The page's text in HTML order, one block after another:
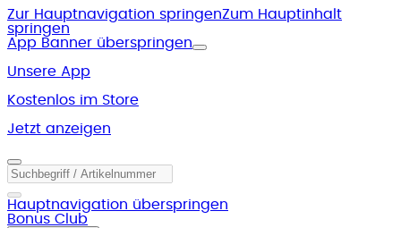
Zur Hauptnavigation springenZum Hauptinhalt
springen
App Banner überspringen
Unsere App
Kostenlos im Store
Jetzt anzeigen
Hauptnavigation überspringen
Bonus Club